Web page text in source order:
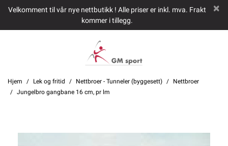
Velkomment til vår nye nettbutikk ! Alle priser er inkl. mva. Frakt
kommer i tillegg.
Hjem Lek og fritid Nettbroer - Tunneler (byggesett)
Nettbroer
Jungelbro gangbane 16 cm, pr lm